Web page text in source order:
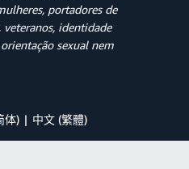
portadores de
veteranos, identidade
sexual nem
体) 中文 (繁體)